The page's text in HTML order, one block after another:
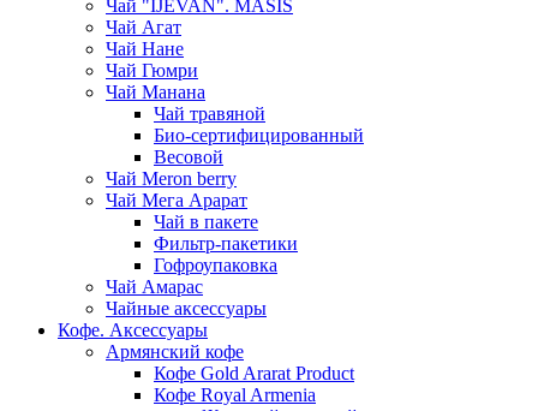
Чай "IJEVAN". MASIS
Чай Агат
Чай Нане
Чай Гюмри
Чай Манана
Чай травяной
Био-сертифицированный
Весовой
Чай Meron berry
Чай Мега Арарат
Чай в пакете
Фильтр-пакетики
Гофроупаковка
Чай Амарас
Чайные аксессуары
Кофе. Аксессуары
Армянский кофе
Кофе Gold Ararat Product
Кофе Royal Armenia